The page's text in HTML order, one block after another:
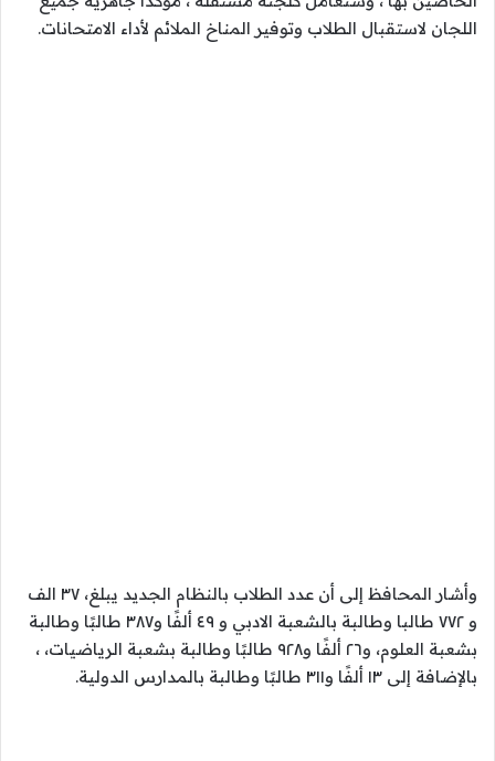
اللجان لاستقبال الطلاب وتوفير المناخ الملائم لأداء الامتحانات.
وأشار المحافظ إلى أن عدد الطلاب بالنظام الجديد يبلغ، ٣٧ الف
و ٧٧٢ طالبا وطالبة بالشعبة الادبي و ٤٩ ألفًا و٣٨٧ طالبًا وطالبة
بشعبة العلوم، و٢٦ ألفًا و٩٢٨ طالبًا وطالبة بشعبة الرياضيات، ،
بالإضافة إلى ١٣ ألفًا و٣١١ طالبًا وطالبة بالمدارس الدولية.